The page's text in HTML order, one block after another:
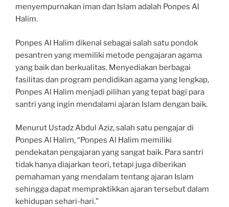
menyempurnakan iman dan Islam adalah Ponpes Al
Halim.
Ponpes Al Halim dikenal sebagai salah satu pondok
pesantren yang memiliki metode pengajaran agama
yang baik dan berkualitas. Menyediakan berbagai
fasilitas dan program pendidikan agama yang lengkap,
Ponpes Al Halim menjadi pilihan yang tepat bagi para
santri yang ingin mendalami ajaran Islam dengan baik.
Menurut Ustadz Abdul Aziz, salah satu pengajar di
Ponpes Al Halim, “Ponpes Al Halim memiliki
pendekatan pengajaran yang sangat baik. Para santri
tidak hanya diajarkan teori, tetapi juga diberikan
pemahaman yang mendalam tentang ajaran Islam
sehingga dapat mempraktikkan ajaran tersebut dalam
kehidupan sehari-hari.”